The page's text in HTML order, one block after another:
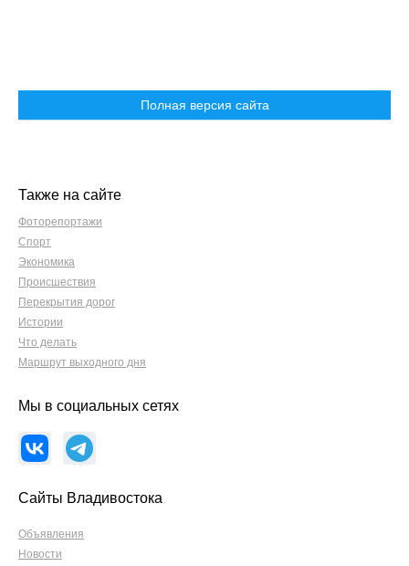
Полная версия сайта
Также на сайте
Фоторепортажи
Спорт
Экономика
Происшествия
Перекрытия дорог
Истории
Что делать
Маршрут выходного дня
Мы в социальных сетях
Сайты Владивостока
Объявления
Новости